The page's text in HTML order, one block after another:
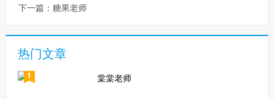
下一篇： 糖果老师
热门文章
1 棠棠老师